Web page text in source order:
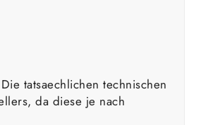
tatsaechlichen technischen
da diese je nach